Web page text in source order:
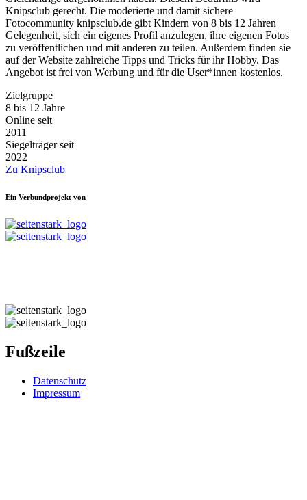
Knipsclub gerecht. Die moderierte und damit sichere
Fotocommunity knipsclub.de gibt Kindern von 8 bis 12 Jahren
Gelegenheit, sich ein eigenes Profil anzulegen, ihre eigenen Fotos
zu veröffentlichen und mit anderen zu teilen. Außerdem finden sie
auf der Website zahlreiche Tipps und Tricks für ihr Hobby. Das
Angebot ist frei von Werbung und für die User*innen kostenlos.
Zielgruppe
8 bis 12 Jahre
Online seit
2011
Siegelträger seit
2022
Zu Knipsclub
Ein Verbundprojekt von
Fußzeile
Datenschutz
Impressum